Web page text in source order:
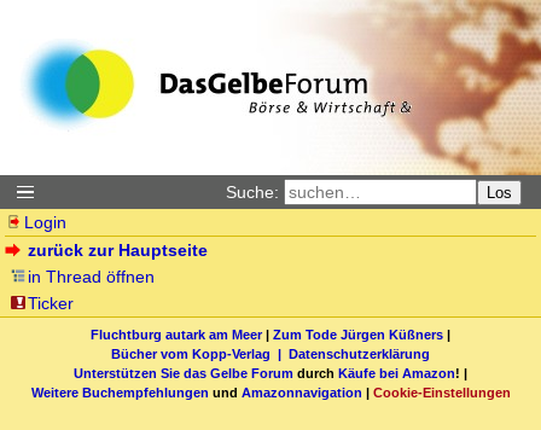
Suche: Los
Login
zurück zur Hauptseite
in Thread öffnen
Ticker
Fluchtburg autark am Meer| Zum Tode Jürgen Küßners |
Bücher vom Kopp-Verlag | Datenschutzerklärung
Unterstützen Sie das Gelbe Forum durch Käufe bei Amazon! |
Weitere Buchempfehlungen und Amazonnavigation | Cookie-Einstellungen